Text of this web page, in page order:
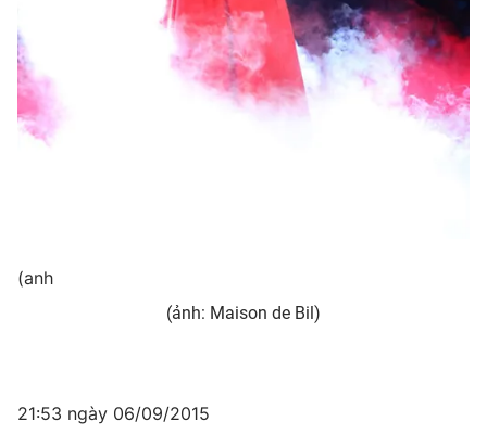
(anh
(ảnh: Maison de Bil)
21:53 ngày 06/09/2015